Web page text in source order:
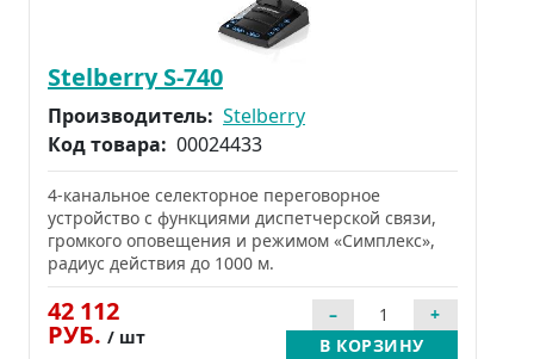
Stelberry S-740
Производитель: Stelberry
Код товара: 00024433
4-канальное селекторное переговорное
устройство с функциями диспетчерской связи,
громкого оповещения и режимом «Симплекс»,
радиус действия до 1000 м.
42 112
РУБ. / шт В КОРЗИНУ